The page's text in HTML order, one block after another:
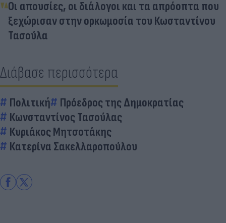
Οι απουσίες, οι διάλογοι και τα απρόοπτα που
ξεχώρισαν στην ορκωμοσία του Κωσταντίνου
Τασούλα
Διάβασε περισσότερα
Πολιτική
Πρόεδρος της Δημοκρατίας
Κωνσταντίνος Τασούλας
Κυριάκος Μητσοτάκης
Κατερίνα Σακελλαροπούλου